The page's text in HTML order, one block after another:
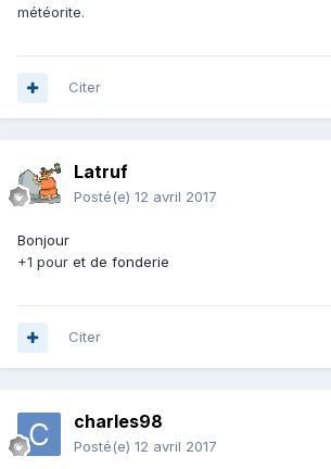
météorite.
Citer
Latruf
Posté(e) 12 avril 2017
Bonjour
+1 pour et de fonderie
Citer
charles98
Posté(e) 12 avril 2017